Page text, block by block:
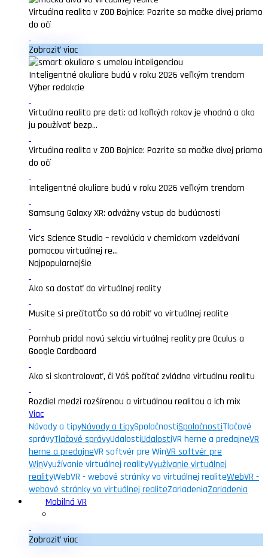
Virtuálna realita v ZOO Bojnice: Pozrite sa mačke divej priamo
do očí
Zobraziť viac
Inteligentné okuliare budú v roku 2026 veľkým trendom
Výber redakcie
Virtuálna realita pre deti: od koľkých rokov je vhodná a ako
ju používať bezp...
Virtuálna realita v ZOO Bojnice: Pozrite sa mačke divej priamo
do očí
Inteligentné okuliare budú v roku 2026 veľkým trendom
Samsung Galaxy XR: odvážny vstup do budúcnosti
Vic’s Science Studio – revolúcia v chemickom vzdelávaní
pomocou virtuálnej re...
Najpopularnejšie
Ako sa dostať do virtuálnej reality
Musíte si prečítaťČo sa dá robiť vo virtuálnej realite
Pornhub pridal novú sekciu virtuálnej reality pre Oculus a
Google Cardboard
Ako si skontrolovať, či Váš počítač zvládne virtuálnu realitu
Rozdiel medzi rozšírenou a virtuálnou realitou a ich mix
Viac
Návody a tipyNávody a tipySpoločnostiSpoločnostiTlačové
správyTlačové správyUdalostiUdalostiVR herne a predajneVR
herne a predajneVR softvér pre WinVR softvér pre
WinVyužívanie virtuálnej realityVyužívanie virtuálnej
realityWebVR - webové stránky vo virtuálnej realiteWebVR -
webové stránky vo virtuálnej realiteZariadeniaZariadenia
Mobilná VR
Zobraziť viac